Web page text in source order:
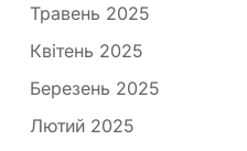
Травень 2025
Квітень 2025
Березень 2025
Лютий 2025